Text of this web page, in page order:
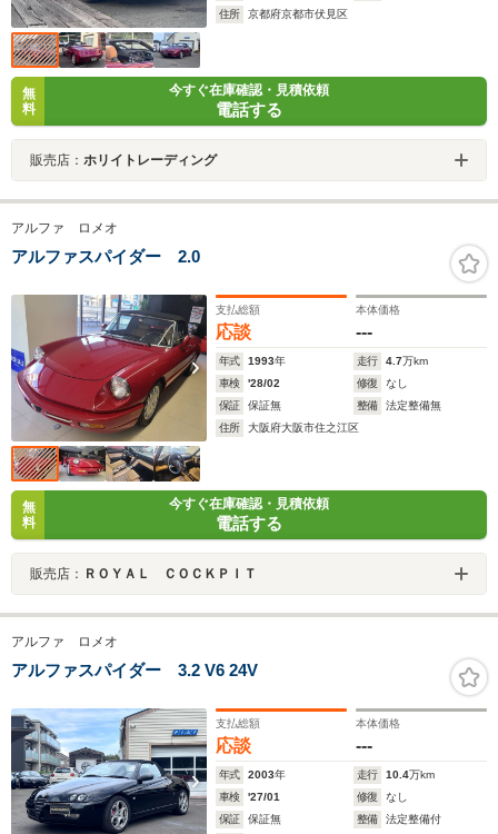
住所
京都府京都市伏見区
無
料
今すぐ在庫確認・見積依頼
電話する
販売店： ホリイトレーディング
アルファ ロメオ
アルファスパイダー 2.0
支払総額
応談
本体価格
---
年式 1993年 走行 4.7万km
車検
'28/02 修復
なし
保証
保証無 整備
法定整備無
住所
大阪府大阪市住之江区
無
料
今すぐ在庫確認・見積依頼
電話する
販売店： ＲＯＹＡＬ ＣＯＣＫＰＩＴ
アルファ ロメオ
アルファスパイダー 3.2 V6 24V
支払総額
応談
本体価格
---
年式 2003年 走行 10.4万km
車検
'27/01 修復
なし
保証
保証無 整備
法定整備付